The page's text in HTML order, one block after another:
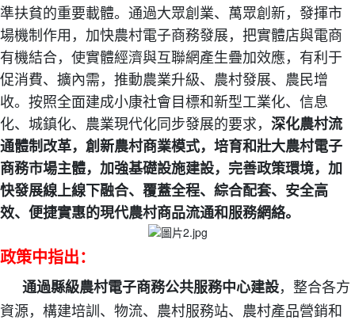
準扶貧的重要載體。通過大眾創業、萬眾創新，發揮市
場機制作用，加快農村電子商務發展，把實體店與電商
有機結合，使實體經濟與互聯網產生疊加效應，有利于
促消費、擴內需，推動農業升級、農村發展、農民增
收。按照全面建成小康社會目標和新型工業化、信息
化、城鎮化、農業現代化同步發展的要求， 深化農村流
通體制改革，創新農村商業模式，培育和壯大農村電子
商務市場主體，加強基礎設施建設，完善政策環境，加
快發展線上線下融合、覆蓋全程、綜合配套、安全高
效、便捷實惠的現代農村商品流通和服務網絡。
政策中指出：
通過縣級農村電子商務公共服務中心建設，整合各方
資源，構建培訓、物流、農村服務站、農村產品營銷和